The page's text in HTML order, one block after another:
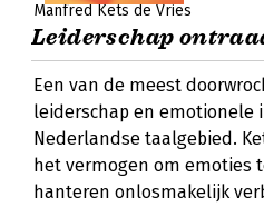
Manfred Kets de Vries
Leiderschap
Een van de meest
leiderschap en
Nederlandse taalgebied.
het vermogen om emoties
hanteren onlosmakelijk